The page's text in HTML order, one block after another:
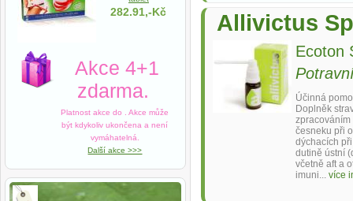
Allivictus
Ecoton
Účinná
Doplněk
zpracováním
česneku při
dýchacích
dutině ústní
včetně aft a
imuni... více
282.91,-Kč
Akce 4+1
zdarma.
Platnost akce do
. Akce může
být kdykoliv ukončena a není
vymáhatelná.
Další akce >>>